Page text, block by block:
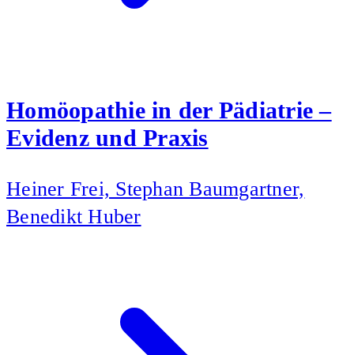
Homöopathie in der Pädiatrie –
Evidenz und Praxis
Heiner Frei, Stephan Baumgartner,
Benedikt Huber